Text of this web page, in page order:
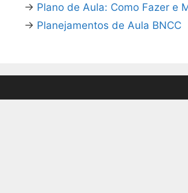
→ Plano de Aula: Como Fazer e
→ Planejamentos de Aula BNCC